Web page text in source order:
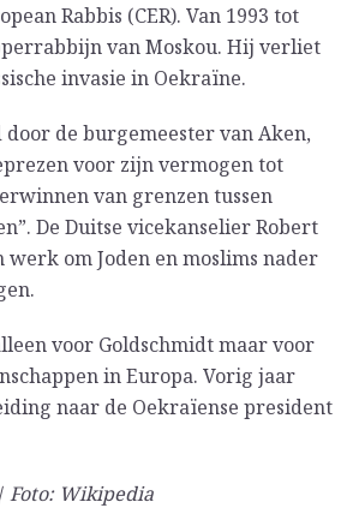
Rabbis (CER). Van 1993 tot
van Moskou. Hij verliet
invasie in Oekraïne.
de burgemeester van Aken,
voor zijn vermogen tot
van grenzen tussen
De Duitse vicekanselier Robert
om Joden en moslims nader
voor Goldschmidt maar voor
in Europa. Vorig jaar
naar de Oekraïense president
Wikipedia